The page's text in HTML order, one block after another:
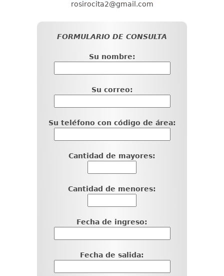
rosirocita2@gmail.com
FORMULARIO DE CONSULTA
Su nombre:
Su correo:
Su teléfono con código de área:
Cantidad de mayores:
Cantidad de menores:
Fecha de ingreso:
Fecha de salida: